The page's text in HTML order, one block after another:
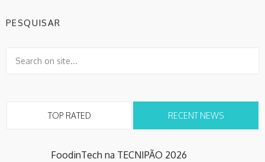
PESQUISAR
TOP RATED RECENT NEWS
FoodinTech na TECNIPÃO 2026